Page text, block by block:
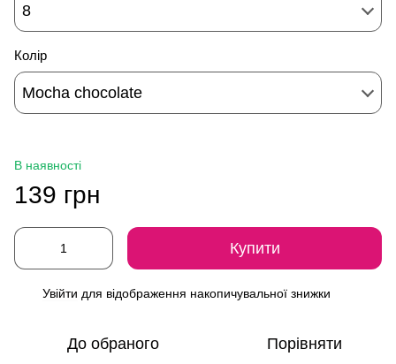
8
Колір
Mocha chocolate
В наявності
139 грн
Купити
Увійти для відображення накопичувальної знижки
До обраного Порівняти